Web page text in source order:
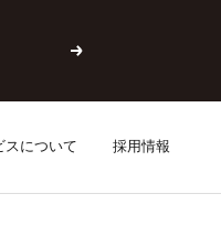
次
スについて 採用情報